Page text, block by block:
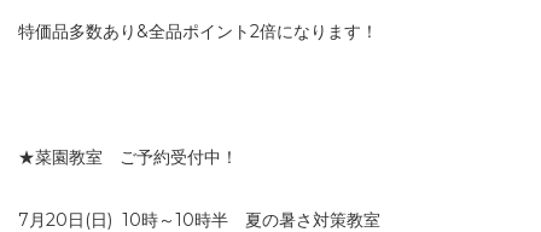
特価品多数あり&全品ポイント2倍になります！
★菜園教室 ご予約受付中！
7月20日 (日) 10時～10時半 夏の暑さ対策教室